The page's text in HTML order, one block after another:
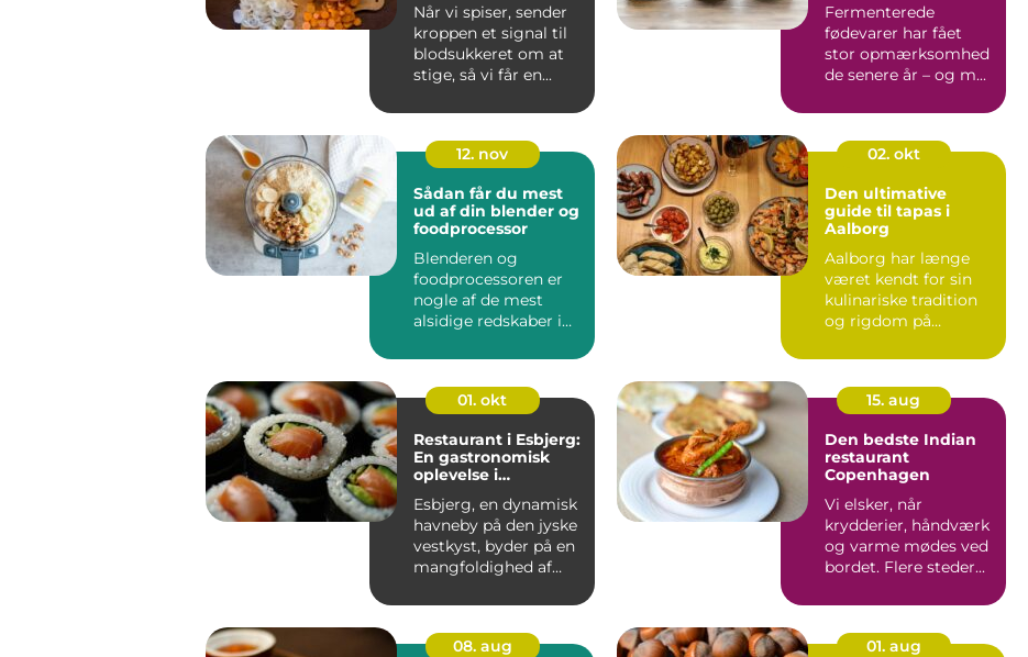
Når vi spiser, sender
kroppen et signal til
blodsukkeret om at
stige, så vi får en...
Fermenterede
fødevarer har fået
stor opmærksomhed
de senere år – og m...
12. nov
Sådan får du mest
ud af din blender og
foodprocessor
Blenderen og
foodprocessoren er
nogle af de mest
alsidige redskaber i
mange bru...
02. okt
Den ultimative
guide til tapas i
Aalborg
Aalborg har længe
været kendt for sin
kulinariske tradition
og rigdom på
01. okt
Restaurant i Esbjerg:
En gastronomisk
oplevelse i
Esbjerg, en dynamisk
havneby på den jyske
vestkyst, byder på en
mangfoldighed af
15. aug
Den bedste Indian
restaurant
Copenhagen
Vi elsker, når
krydderier, håndværk
og varme mødes ved
bordet. Flere steder...
08. aug
01. aug